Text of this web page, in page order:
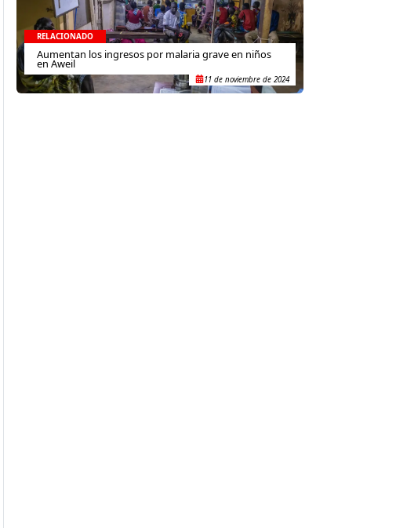
RELACIONADO
Aumentan los ingresos por malaria grave en niños
en Aweil
11 de noviembre de 2024